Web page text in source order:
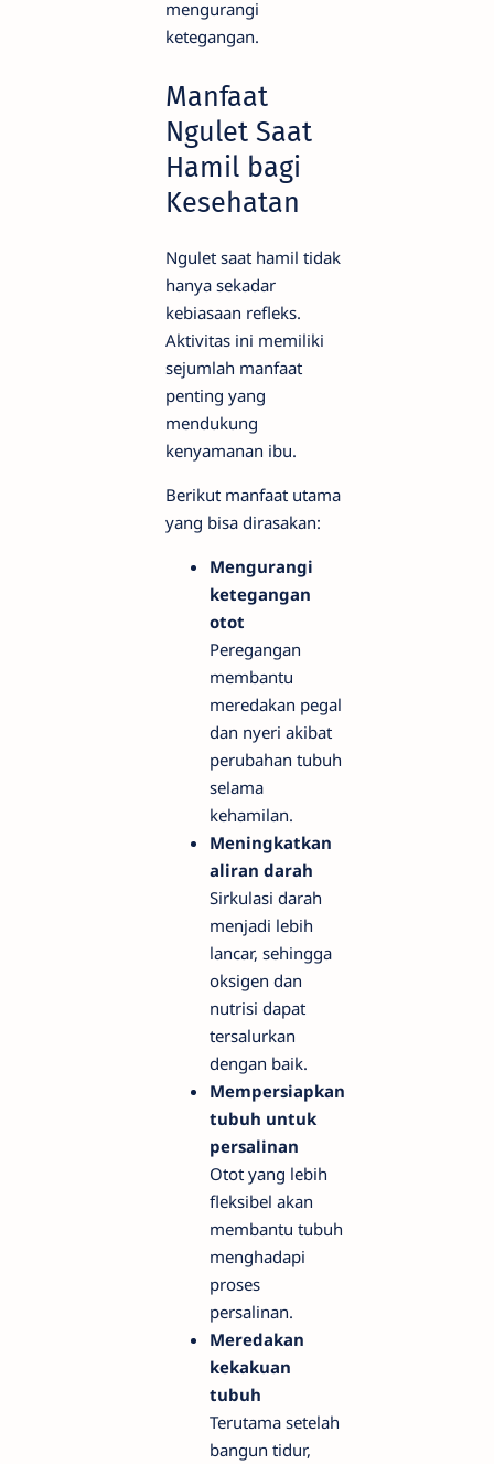
mengurangi
ketegangan.
Manfaat
Ngulet Saat
Hamil bagi
Kesehatan
Ngulet saat hamil tidak
hanya sekadar
kebiasaan refleks.
Aktivitas ini memiliki
sejumlah manfaat
penting yang
mendukung
kenyamanan ibu.
Berikut manfaat utama
yang bisa dirasakan:
Mengurangi
ketegangan
otot
Peregangan
membantu
meredakan pegal
dan nyeri akibat
perubahan tubuh
selama
kehamilan.
Meningkatkan
aliran darah
Sirkulasi darah
menjadi lebih
lancar, sehingga
oksigen dan
nutrisi dapat
tersalurkan
dengan baik.
Mempersiapkan
tubuh untuk
persalinan
Otot yang lebih
fleksibel akan
membantu tubuh
menghadapi
proses
persalinan.
Meredakan
kekakuan
tubuh
Terutama setelah
bangun tidur,